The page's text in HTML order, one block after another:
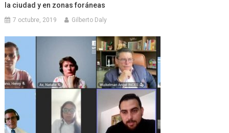
la ciudad y en zonas foráneas
7 octubre, 2019 Gilberto Daly